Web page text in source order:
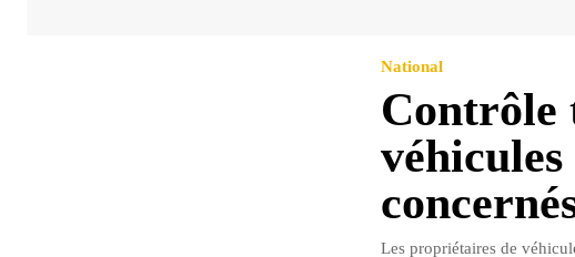
National
Contrôle
Les propriétaires de